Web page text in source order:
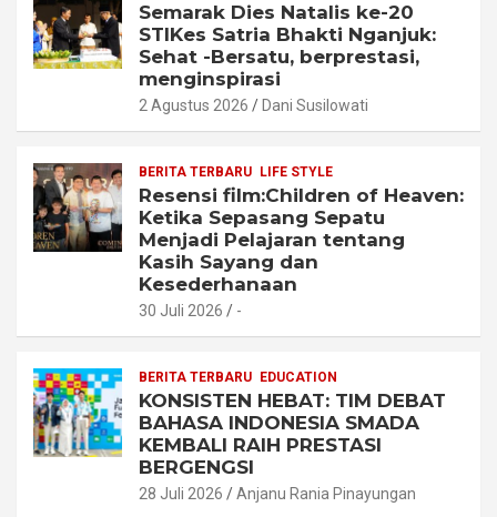
Semarak Dies Natalis ke-20
STIKes Satria Bhakti Nganjuk:
Sehat -Bersatu, berprestasi,
menginspirasi
2 Agustus 2026 Dani Susilowati
BERITA TERBARU LIFE STYLE
Resensi film:Children of Heaven:
Ketika Sepasang Sepatu
Menjadi Pelajaran tentang
Kasih Sayang dan
Kesederhanaan
30 Juli 2026 -
BERITA TERBARU EDUCATION
KONSISTEN HEBAT: TIM DEBAT
BAHASA INDONESIA SMADA
KEMBALI RAIH PRESTASI
BERGENGSI
28 Juli 2026 Anjanu Rania Pinayungan